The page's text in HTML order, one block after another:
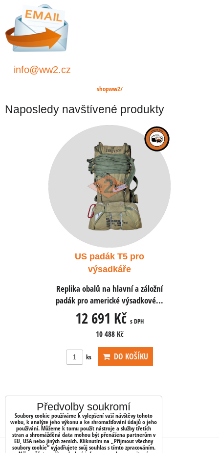
info@ww2.cz
shopww2/
Naposledy navštívené produkty
US padák T5 pro
výsadkáře
Replika obalů na hlavní a záložní
padák pro americké výsadkové...
12 691 Kč s DPH
10 488 Kč
ks DO KOŠÍKU
Předvolby soukromí
Soubory cookie používáme k vylepšení vaší návštěvy tohoto
webu, k analýze jeho výkonu a ke shromažďování údajů o jeho
používání. Můžeme k tomu použít nástroje a služby třetích
stran a shromážděná data mohou být přenášena partnerům v
EU, USA nebo jiných zemích. Kliknutím na „Přijmout všechny
soubory cookie“ vyjadřujete svůj souhlas s tímto zpracováním.